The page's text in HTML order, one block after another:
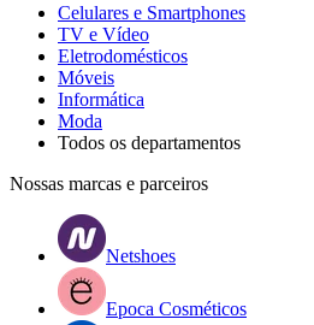
Celulares e Smartphones
TV e Vídeo
Eletrodomésticos
Móveis
Informática
Moda
Todos os departamentos
Nossas marcas e parceiros
Netshoes
Epoca Cosméticos